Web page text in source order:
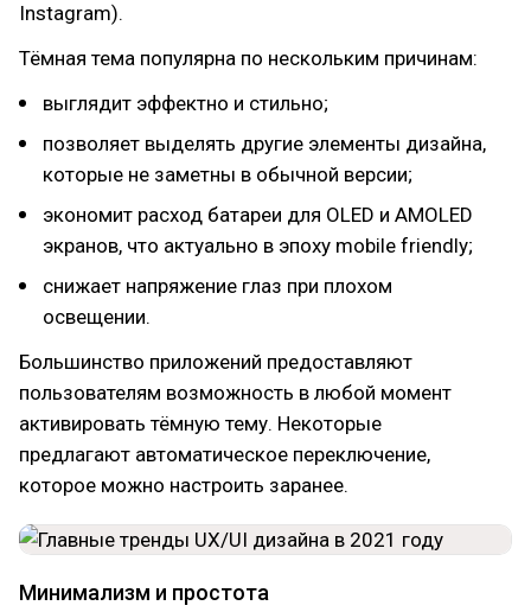
Instagram).
Тёмная тема популярна по нескольким причинам:
выглядит эффектно и стильно;
позволяет выделять другие элементы дизайна,
которые не заметны в обычной версии;
экономит расход батареи для OLED и AMOLED
экранов, что актуально в эпоху mobile friendly;
снижает напряжение глаз при плохом
освещении.
Большинство приложений предоставляют
пользователям возможность в любой момент
активировать тёмную тему. Некоторые
предлагают автоматическое переключение,
которое можно настроить заранее.
Минимализм и простота